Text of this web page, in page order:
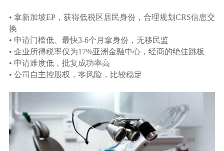
• 拿新加坡EP，获得低税区居民身份，合理规划CRS信息交
换
• 申请门槛低、最快3-6个月拿身份，无移民监
• 企业所得税率仅为17%亚洲金融中心，经商的绝佳跳板
• 申请难度低，批复成功率高
• 公司自主控股权，零风险，比较稳定